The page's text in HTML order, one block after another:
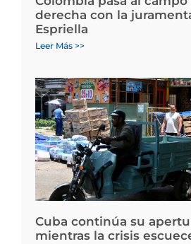
derecha con la
Espriella
Leer Más >>
Cuba continúa su
mientras la crisis